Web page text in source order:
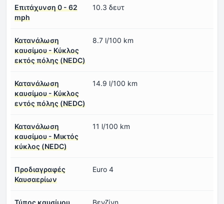
Επιτάχυνση 0 - 62
mph
10.3 δευτ
Κατανάλωση
καυσίμου - Κύκλος
εκτός πόλης (NEDC)
8.7 l/100 km
Κατανάλωση
καυσίμου - Κύκλος
εντός πόλης (NEDC)
14.9 l/100 km
Κατανάλωση
καυσίμου - Μικτός
κύκλος (NEDC)
11 l/100 km
Προδιαγραφές
Καυσαερίων
Euro 4
Τύπος καυσίμου Βενζίνη